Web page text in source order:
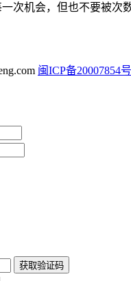
次机会，但也不要被次
闽ICP备20007854